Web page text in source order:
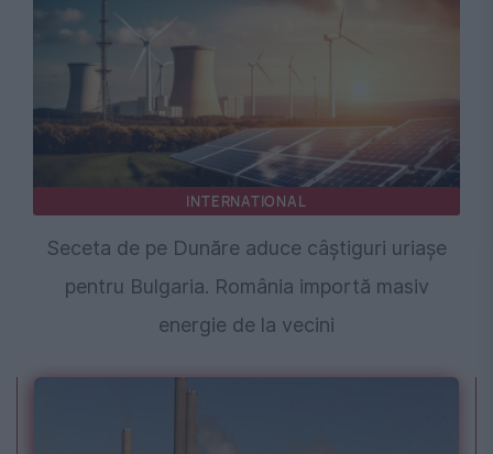
INTERNATIONAL
Seceta de pe Dunăre aduce câștiguri uriașe
pentru Bulgaria. România importă masiv
energie de la vecini